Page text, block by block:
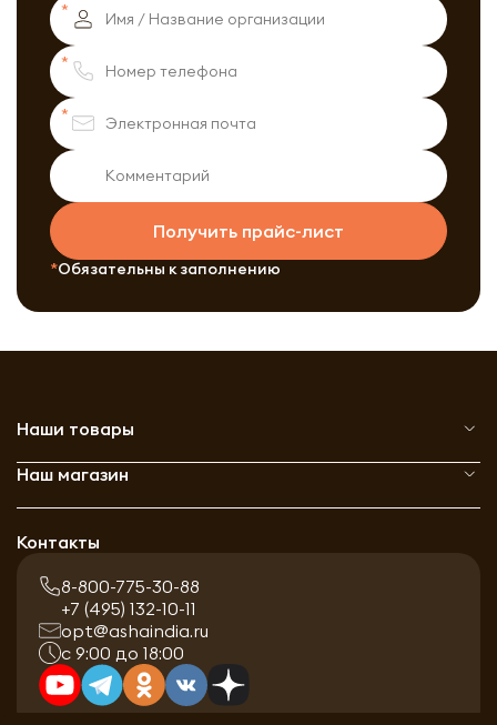
Получить прайс-лист
Обязательны к заполнению
Наши товары
Наш магазин
Контакты
8-800-775-30-88
+7 (495) 132-10-11
opt@ashaindia.ru
с 9:00 до 18:00